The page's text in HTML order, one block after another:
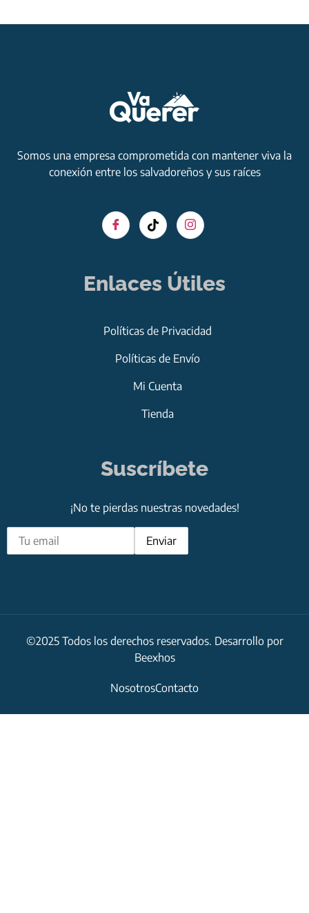
Somos una empresa comprometida con mantener viva la
conexión entre los salvadoreños y sus raíces
Enlaces Útiles
Políticas de Privacidad
Políticas de Envío
Mi Cuenta
Tienda
Suscríbete
¡No te pierdas nuestras novedades!
©2025 Todos los derechos reservados. Desarrollo por
Beexhos
NosotrosContacto